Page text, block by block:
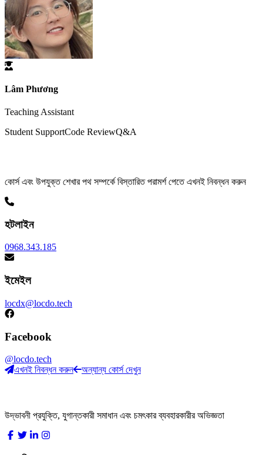
Lâm Phương
Teaching Assistant
Student SupportCode ReviewQ&A
কোর্স এবং উপযুক্ত শেখার পথ সম্পর্কে বিস্তারিত পরামর্শ পেতে এখনই নিবন্ধন করুন
হটলাইন
0968.343.185
ইমেইল
locdx@locdo.tech
Facebook
@locdo.tech
এখনই নিবন্ধন করুন
অন্যান্য কোর্স দেখুন
উদ্ভাবনী প্রযুক্তি, যুগান্তকারী সমাধান এবং চমৎকার ব্যবহারকারীর অভিজ্ঞতা